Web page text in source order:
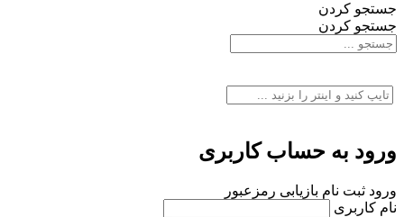
جستجو کردن
جستجو کردن
ورود به حساب کاربری
ورود ثبت نام بازیابی رمزعبور
نام کاربری